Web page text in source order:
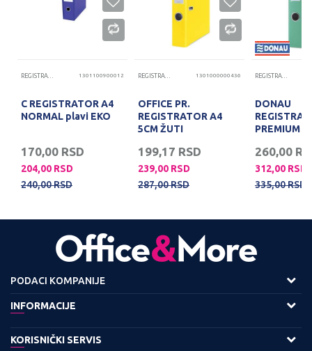
REGISTRATORI 1301100900012
C REGISTRATOR A4
NORMAL plavi EKO
170,00 RSD
204,00 RSD
240,00RSD
REGISTRATORI 1301000000436
OFFICE PR.
REGISTRATOR A4
5CM ŽUTI
199,17 RSD
239,00 RSD
287,00RSD
REGISTRATORI
DONAU
PREMIUM
260,00
312,00 RSD
335,00RSD
PODACI KOMPANIJE
Adresa :
11158 Beograd
INFORMACIJE
O nama
KORISNIČKI SERVIS